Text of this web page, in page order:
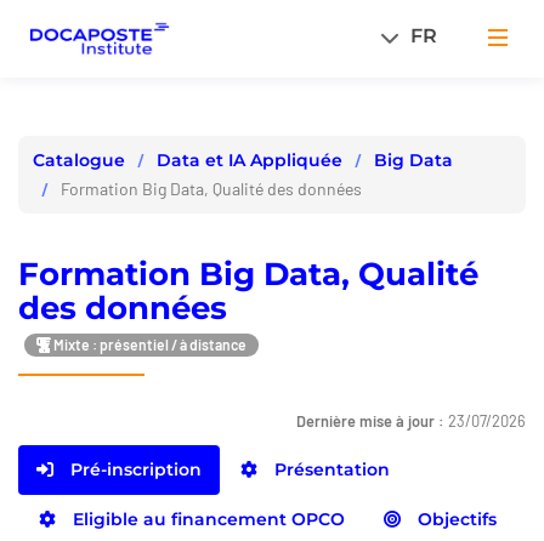
FR
Catalogue Data et IA Appliquée Big Data
Formation Big Data, Qualité des données
Formation Big Data, Qualité
des données
Mixte : présentiel / à distance
Dernière mise à jour : 23/07/2026
Pré-inscription Présentation
Eligible au financement OPCO Objectifs